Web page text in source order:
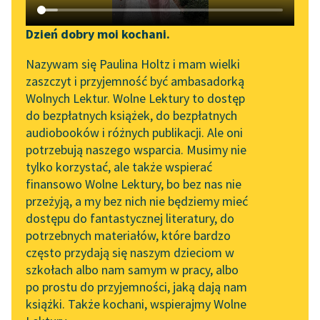
Katalog DAISY
Podkasty o książkach
Zgłoś brak utworu
Aktualności
„Prokurator Alicja Horn”
do słuchania
Byliśmy częścią AI Impact
Lab
Zapraszamy na spotkanie
online z tłumaczkami
literatury skandynawskiej
Spotkanie z Katarzyną
Tunkiel w Oslo
102. lata temu zmarł
Joseph Conrad
Narzędzia
Mapa Wolnych Lektur
Leśmianator
Przewodnik dla piszących i
czytających
API
OAI-PMH
Widget Wolnych Lektur
Przypisy
Dzień dobry moi kochani.
Nazywam się Paulina Holtz i mam wielki
zaszczyt i przyjemność być ambasadorką
Wolnych Lektur. Wolne Lektury to dostęp
do bezpłatnych książek, do bezpłatnych
audiobooków i różnych publikacji. Ale oni
potrzebują naszego wsparcia. Musimy nie
tylko korzystać, ale także wspierać
finansowo Wolne Lektury, bo bez nas nie
przeżyją, a my bez nich nie będziemy mieć
dostępu do fantastycznej literatury, do
potrzebnych materiałów, które bardzo
często przydają się naszym dzieciom w
szkołach albo nam samym w pracy, albo
po prostu do przyjemności, jaką dają nam
książki. Także kochani, wspierajmy Wolne
Frances Hodgson Burnett
Becky uważała ów
tytuł za rzecz
najsłuszniejszą w
świecie. Znajomość,
zawarta w ów mglisty
dzień...
Czytaj więcej
Frances Hodgson Burnett
Mała księżniczka